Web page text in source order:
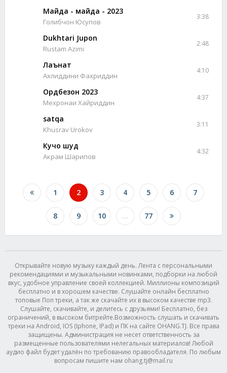
Майда - майда - 2023
Голибчон Юсупов
3:38
Dukhtari Jupon
Rustam Azimi
2:48
Лаънат
Ахлиддини Фахриддин
4:10
Ордбезон 2023
Мехронаи Хайриддин
4:37
satqa
Khusrav Urokov
3:11
Кучо шуд
Акрам Шарипов
4:32
1 2 3 4 5 6 7
8 9 10 ... 77
Открывайте новую музыку каждый день. Лента с персональными
рекомендациями и музыкальными новинками, подборки на любой
вкус, удобное управление своей коллекцией. Миллионы композиций
бесплатно и в хорошем качестве. Слушайте онлайн бесплатно
топовые Поп треки, а так же скачайте их в высоком качестве mp3.
Слушайте, скачивайте, и делитесь с друзьями! Бесплатно, без
ограничений, в высоком битрейте.Возможность слушать и скачивать
треки на Android, IOS (Iphone, IPad) и ПК на сайте OHANG.TJ. Все права
защищены. Администрация не несет ответственность за
размещенные пользователями нелегальных материалов! Любой
аудио файл будет удалён по требованию правообладателя. По любым
вопросам пишите нам ohang.tj@mail.ru